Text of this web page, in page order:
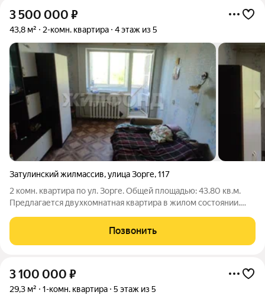
3 500 000 ₽
43,8 м² 2-комн. квартира 4 этаж из 5
Затулинский жилмассив,улица Зорге,117
2 комн. квартира по ул. Зорге. Общей площадью: 43.80 кв.м.
Предлагается двухкомнатная квартира в жилом состоянии.
площадкой,много зелени, всегда есть места для парковки.
Жилье расположено на
Позвонить
3 100 000 ₽
29,3 м² 1-комн. квартира 5 этаж из 5